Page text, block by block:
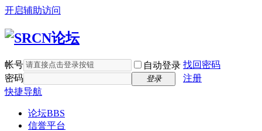
开启辅助访问
帐号 自动登录 找回密码
密码
登录
注册
快捷导航
论坛BBS
信誉平台